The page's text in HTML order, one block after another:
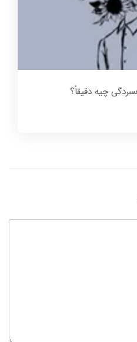
چیه دقیقاً؟